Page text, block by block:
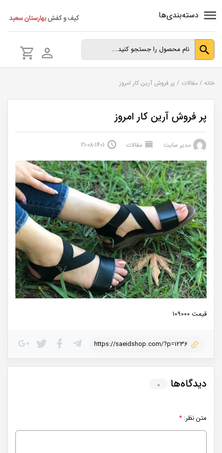
دسته‌بندی‌ها
خانه / مقالات / پر فروش آرین کار امروز
پر فروش آرین کار امروز
مدیر سایت مقالات 1401-08-21
قیمت ۱۰۹۰۰۰
https://saeidshop.com/?p=1236
دیدگاه‌ها ۰
متن نظر: *